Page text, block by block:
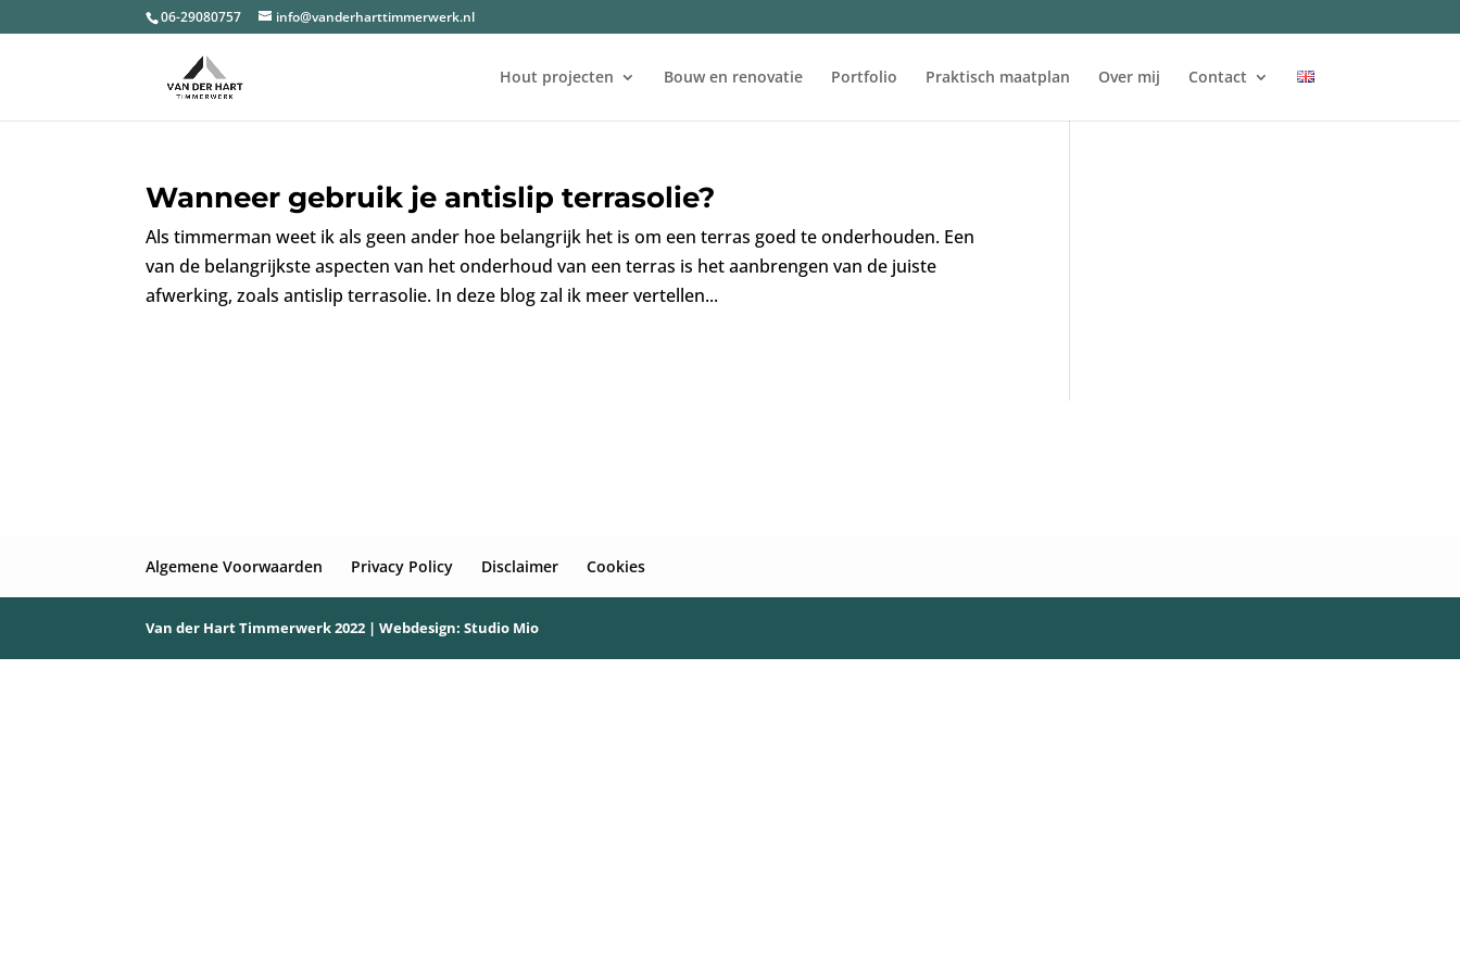
06-29080757 info@vanderharttimmerwerk.nl
Hout projecten Bouw en renovatie Portfolio Praktisch maatplan Over mij Contact
Wanneer gebruik je antislip terrasolie?
Als timmerman weet ik als geen ander hoe belangrijk het is om een terras goed te onderhouden. Een
van de belangrijkste aspecten van het onderhoud van een terras is het aanbrengen van de juiste
afwerking, zoals antislip terrasolie. In deze blog zal ik meer vertellen...
Algemene Voorwaarden Privacy Policy Disclaimer Cookies
Van der Hart Timmerwerk 2022 | Webdesign:Studio Mio